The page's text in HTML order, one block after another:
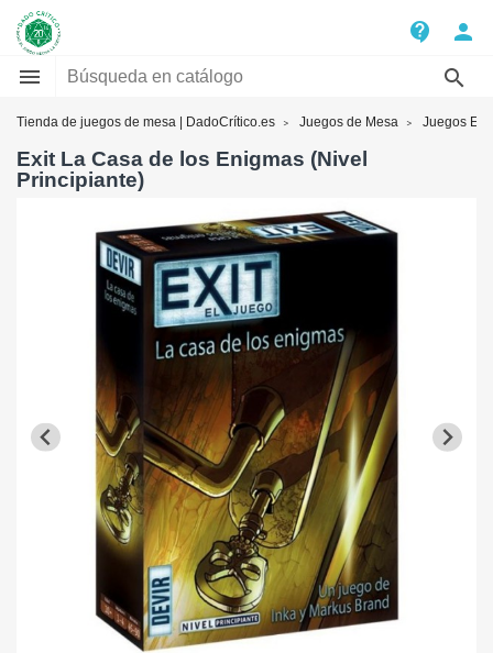
contact_support
person


Tienda de juegos de mesa | DadoCrítico.es Juegos de Mesa Juegos Exit
Exit La Casa de los Enigmas (Nivel
Principiante)